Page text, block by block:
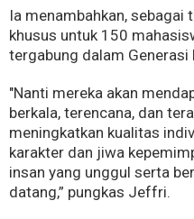
Ia menambahkan,
khusus untuk 150
tergabung dalam Generasi
"Nanti mereka akan
berkala, terencana, dan
meningkatkan kualitas
karakter dan jiwa
insan yang unggul serta
datang,” pungkas Jeffri.